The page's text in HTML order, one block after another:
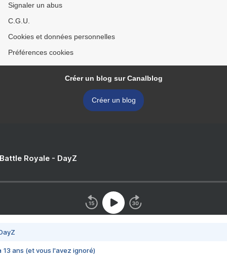
Signaler un abus
C.G.U.
Cookies et données personnelles
Préférences cookies
Créer un blog sur Canalblog
Créer un blog
Royale - DayZ
13 ans (et vous l'avez ignoré)